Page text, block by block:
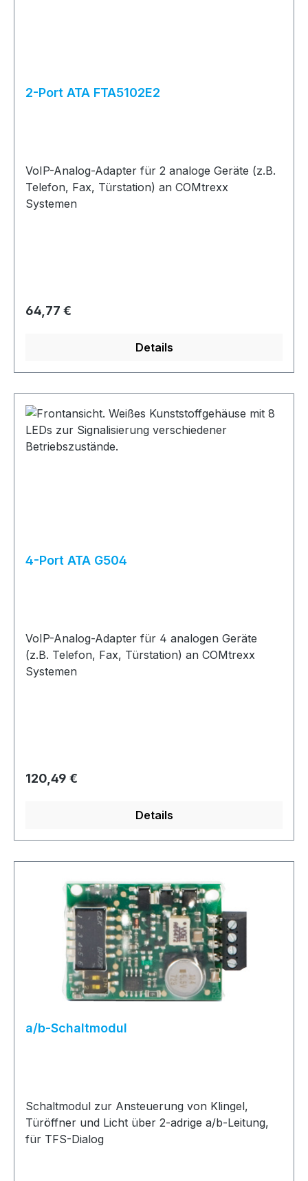
2-Port ATA FTA5102E2
VoIP-Analog-Adapter für 2 analoge Geräte (z.B.
Telefon, Fax, Türstation) an COMtrexx
Systemen
Regulärer Preis:
64,77 €
Details
4-Port ATA G504
VoIP-Analog-Adapter für 4 analogen Geräte
(z.B. Telefon, Fax, Türstation) an COMtrexx
Systemen
Regulärer Preis:
120,49 €
Details
a/b-Schaltmodul
Schaltmodul zur Ansteuerung von Klingel,
Türöffner und Licht über 2-adrige a/b-Leitung,
für TFS-Dialog